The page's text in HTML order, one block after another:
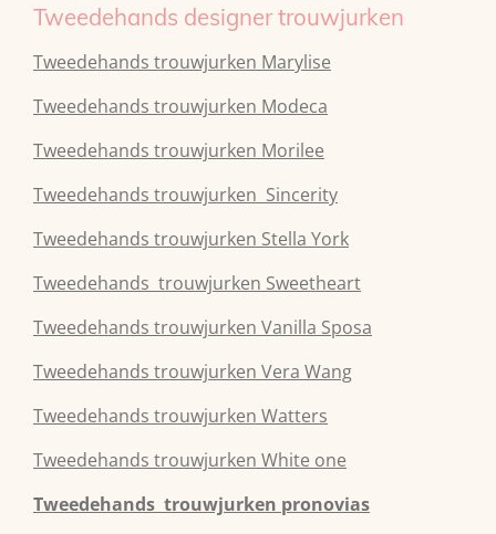
Tweedehands designer trouwjurken
Tweedehands trouwjurken Marylise
Tweedehands trouwjurken Modeca
Tweedehands trouwjurken Morilee
Tweedehands trouwjurken Sincerity
Tweedehands trouwjurken Stella York
Tweedehands trouwjurken Sweetheart
Tweedehands trouwjurken Vanilla Sposa
Tweedehands trouwjurken Vera Wang
Tweedehands trouwjurken Watters
Tweedehands trouwjurken White one
Tweedehands trouwjurken pronovias